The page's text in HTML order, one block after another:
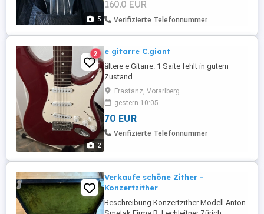
5
160.0 EUR
Verifizierte Telefonnummer
2
2 e gitarre C.giant
ältere e Gitarre. 1 Saite fehlt in gutem
Zustand
Frastanz, Vorarlberg
gestern 10:05
70 EUR
Verifizierte Telefonnummer
Verkaufe schöne Zither -
Konzertzither
Beschreibung Konzertzither Modell Anton